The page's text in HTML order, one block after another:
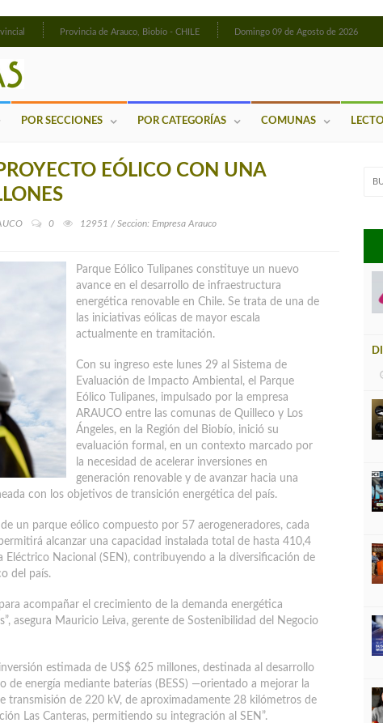
Provincia de Arauco, Biobío - CHILE Domingo 09 de Agosto de 2026
POR SECCIONES POR CATEGORÍAS COMUNAS
EÓLICO CON UNA
0 12951 / Seccion: Empresa Arauco
Parque Eólico Tulipanes constituye un nuevo
avance en el desarrollo de infraestructura
energética renovable en Chile. Se trata de una de
las iniciativas eólicas de mayor escala
actualmente en tramitación.
Con su ingreso este lunes 29 al Sistema de
Evaluación de Impacto Ambiental, el Parque
Eólico Tulipanes, impulsado por la empresa
ARAUCO entre las comunas de Quilleco y Los
Ángeles, en la Región del Biobío, inició su
evaluación formal, en un contexto marcado por
la necesidad de acelerar inversiones en
generación renovable y de avanzar hacia una
con los objetivos de transición energética del país.
un parque eólico compuesto por 57 aerogeneradores, cada
alcanzar una capacidad instalada total de hasta 410,4
Eléctrico Nacional (SEN), contribuyendo a la diversificación de
del país.
acompañar el crecimiento de la demanda energética
asegura Mauricio Leiva, gerente de Sostenibilidad del Negocio
estimada de US$ 625 millones, destinada al desarrollo
de energía mediante baterías (BESS) —orientado a mejorar la
transmisión de 220 kV, de aproximadamente 28 kilómetros de
Las Canteras, permitiendo su integración al SEN”.